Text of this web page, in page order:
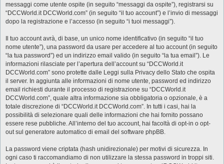
messaggi come utente ospite (in seguito “messaggi da ospite”), registrarsi su
“DCCWorld.it DCCWorld.com” (in seguito “il tuo account”) e l’invio di messaggi
dopo la registrazione e l’accesso (in seguito “i tuoi messaggi”).
Il tuo account avrà, di base, un unico nome identificativo (in seguito “il tuo
nome utente”), una password da usare per accedere al tuo account (in seguito
“la tua password”) ed un indirizzo email valido (in seguito “la tua email”). Le
informazioni rilasciate per l’apertura dell’account su “DCCWorld.it
DCCWorld.com” sono protette dalle Leggi sulla Privacy dello Stato che ospita
il server. In aggiunta alle informazioni di nome utente, password ed indirizzo
email richiesti durante il processo di registrazione su “DCCWorld.it
DCCWorld.com”, quale altra informazione sia obbligatoria o opzionale, è a
totale discrezione di “DCCWorld.it DCCWorld.com”. In tutti i casi, hai la
possibilità di selezionare quali delle informazioni che hai fornito possano
essere rese pubbliche. All’interno del tuo account, hai facoltà di opt-in o opt-
out sul generatore automatico di email del software phpBB.
La password viene criptata (hash unidirezionale) per motivi di sicurezza. In
ogni caso ti raccomandiamo di non utilizzare la stessa password in troppi siti.